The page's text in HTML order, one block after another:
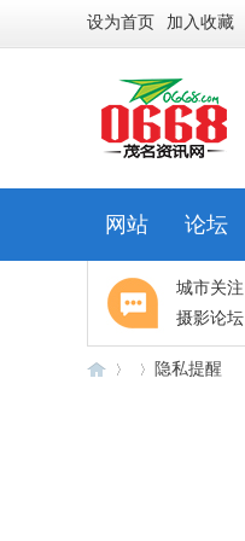
设为首页 加入收藏
网站 论坛
城市关注
摄影论坛
隐私提醒